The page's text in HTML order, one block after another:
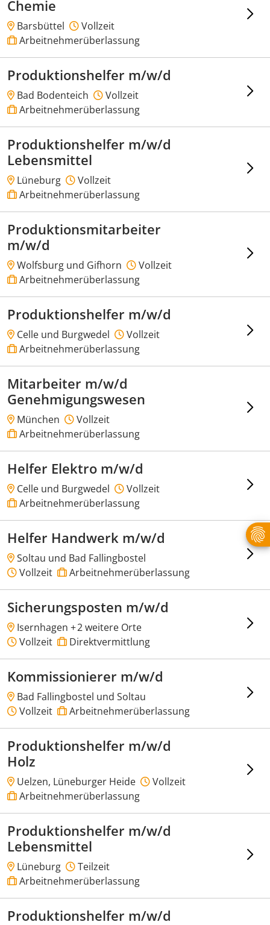
Chemie
Barsbüttel
Vollzeit
Arbeitnehmerüberlassung
Produktionshelfer m/w/d
Bad Bodenteich
Vollzeit
Arbeitnehmerüberlassung
Produktionshelfer m/w/d
Lebensmittel
Lüneburg
Vollzeit
Arbeitnehmerüberlassung
Produktionsmitarbeiter
m/w/d
Wolfsburg und Gifhorn
Vollzeit
Arbeitnehmerüberlassung
Produktionshelfer m/w/d
Celle und Burgwedel
Vollzeit
Arbeitnehmerüberlassung
Mitarbeiter m/w/d
Genehmigungswesen
München
Vollzeit
Arbeitnehmerüberlassung
Helfer Elektro m/w/d
Celle und Burgwedel
Vollzeit
Arbeitnehmerüberlassung
Helfer Handwerk m/w/d
Soltau und Bad Fallingbostel
Vollzeit
Arbeitnehmerüberlassung
Sicherungsposten m/w/d
Isernhagen +2 weitere Orte
Vollzeit
Direktvermittlung
Kommissionierer m/w/d
Bad Fallingbostel und Soltau
Vollzeit
Arbeitnehmerüberlassung
Produktionshelfer m/w/d
Holz
Uelzen, Lüneburger Heide
Vollzeit
Arbeitnehmerüberlassung
Produktionshelfer m/w/d
Lebensmittel
Lüneburg
Teilzeit
Arbeitnehmerüberlassung
Produktionshelfer m/w/d